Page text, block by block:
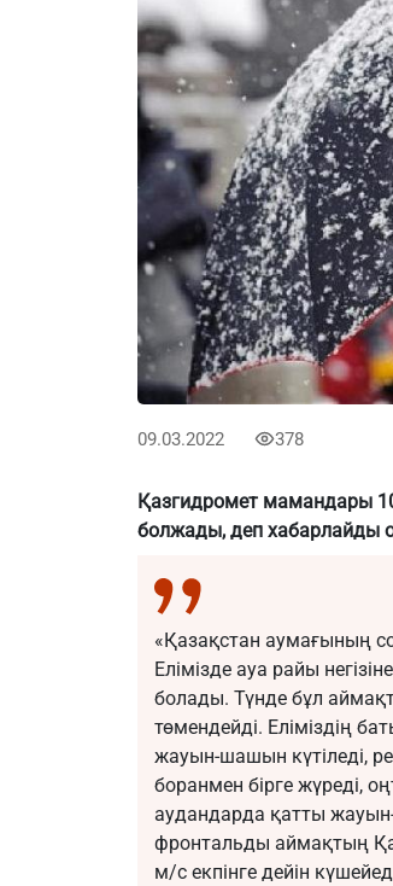
09.03.2022 378
Қазгидромет мамандары
болжады, деп хабарлайды
«Қазақстан аумағының
Елімізде ауа райы
болады. Түнде бұл
төмендейді. Еліміздің
жауын-шашын күтіледі,
боранмен бірге жүреді,
аудандарда қатты
фронтальды аймақтың
м/с екпінге дейін